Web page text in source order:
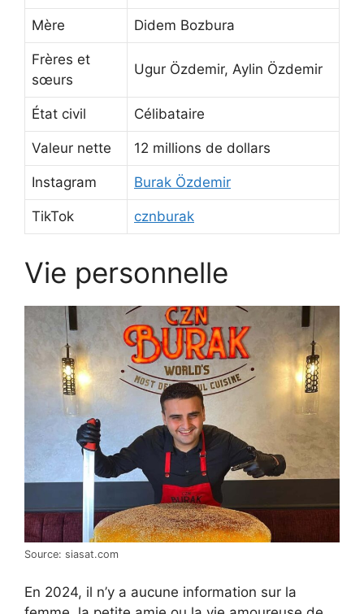
Mère Didem Bozbura
Frères et
sœurs
Ugur Özdemir, Aylin Özdemir
État civil Célibataire
Valeur nette 12 millions de dollars
Instagram Burak Özdemir
TikTok cznburak
Vie personnelle
Source: siasat.com
En 2024, il n’y a aucune information sur la